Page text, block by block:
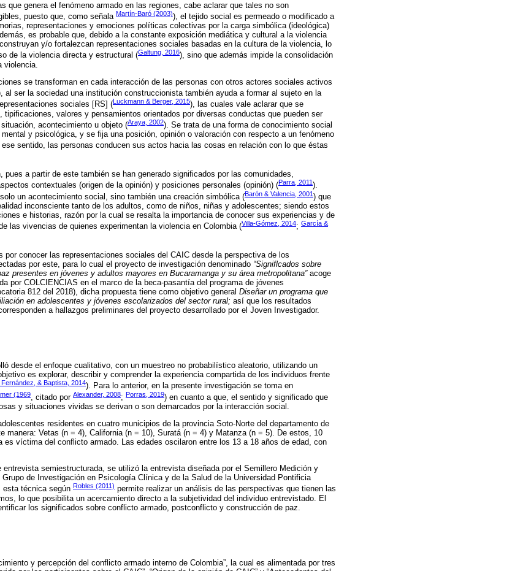
que genera el fenómeno armado en las regiones, cabe aclarar que tales no son
puesto que, como señala Martín-Baró (2003)), el tejido social es permeado o modificado a
representaciones y emociones políticas colectivas por la carga simbólica (ideológica)
es probable que, debido a la constante exposición mediática y cultural a la violencia
y/o fortalezcan representaciones sociales basadas en la cultura de la violencia, lo
de la violencia directa y estructural (Galtung, 2016), sino que además impide la consolidación
violencia.
se transforman en cada interacción de las personas con otros actores sociales activos
al ser la sociedad una institución construccionista también ayuda a formar al sujeto en la
sociales [RS] ( Luckmann & Berger, 2015), las cuales vale aclarar que se
tipificaciones, valores y pensamientos orientados por diversas conductas que pueden ser
acontecimiento u objeto (Araya, 2002). Se trata de una forma de conocimiento social
y psicológica, y se fija una posición, opinión o valoración con respecto a un fenómeno
sentido, las personas conducen sus actos hacia las cosas en relación con lo que éstas
pues a partir de este también se han generado significados por las comunidades,
contextuales (origen de la opinión) y posiciones personales (opinión) (Parra, 2011).
un acontecimiento social, sino también una creación simbólica (Barón & Valencia, 2001) que
inconsciente tanto de los adultos, como de niños, niñas y adolescentes; siendo estos
e historias, razón por la cual se resalta la importancia de conocer sus experiencias y de
las vivencias de quienes experimentan la violencia en Colombia (Villa-Gómez, 2014; García &
por conocer las representaciones sociales del CAIC desde la perspectiva de los
por este, para lo cual el proyecto de investigación denominado “Signiflcados sobre
presentes en jóvenes y adultos mayores en Bucaramanga y su área metropolitana”acoge
por COLCIENCIAS en el marco de la beca-pasantía del programa de jóvenes
812 del 2018), dicha propuesta tiene como objetivo general Diseñar un programa que
en adolescentes y jóvenes escolarizados del sector rural; así que los resultados
a hallazgos preliminares del proyecto desarrollado por el Joven Investigador.
desde el enfoque cualitativo, con un muestreo no probabilístico aleatorio, utilizando un
es explorar, describir y comprender la experiencia compartida de los individuos frente
& Baptista, 2014). Para lo anterior, en la presente investigación se toma en
(1969 , citado por Alexander, 2008; Porras, 2019) en cuanto a que, el sentido y significado que
y situaciones vividas se derivan o son demarcados por la interacción social.
residentes en cuatro municipios de la provincia Soto-Norte del departamento de
manera: Vetas (n = 4), California (n = 10), Suratá (n = 4) y Matanza (n = 5). De estos, 10
es víctima del conflicto armado. Las edades oscilaron entre los 13 a 18 años de edad, con
semiestructurada, se utilizó la entrevista diseñada por el Semillero Medición y
de Investigación en Psicología Clínica y de la Salud de la Universidad Pontificia
esta técnica según Robles (2011) permite realizar un análisis de las perspectivas que tienen las
lo que posibilita un acercamiento directo a la subjetividad del individuo entrevistado. El
los significados sobre conflicto armado, postconflicto y construcción de paz.
y percepción del conflicto armado interno de Colombia”, la cual es alimentada por tres